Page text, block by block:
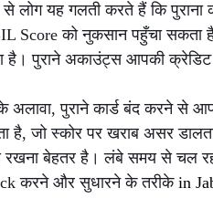
लोग यह गलती करते हैं कि
Score को नुकसान पहुँचा सकता
है। पुराने अकाउंट्स आपकी
अलावा, पुराने कार्ड बंद करने से
है, जो स्कोर पर खराब असर डालता
रखना बेहतर है। लंबे समय से चल
करने और सुधारने के तरीके in